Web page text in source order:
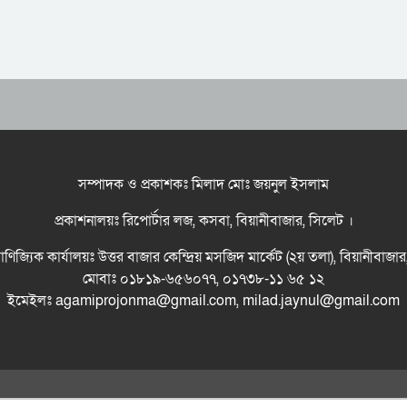
সম্পাদক ও প্রকাশকঃ মিলাদ মোঃ জয়নুল ইসলাম
প্রকাশনালয়ঃ রিপোর্টার লজ, কসবা, বিয়ানীবাজার, সিলেট ।
কার্যালয়ঃ উত্তর বাজার কেন্দ্রিয় মসজিদ মার্কেট (২য় তলা),
মোবাঃ ০১৮১৯-৬৫৬০৭৭, ০১৭৩৮-১১ ৬৫ ১২
ইমেইলঃ agamiprojonma@gmail.com, milad.jaynul@gmail.com